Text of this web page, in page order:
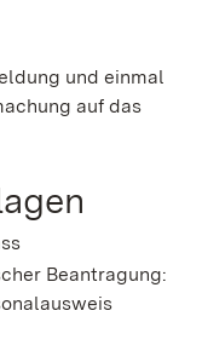
und einmal
auf das
Beantragung: